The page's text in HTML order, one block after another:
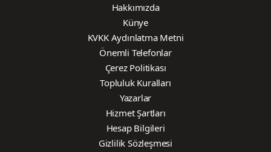
Hakkımızda
Künye
KVKK Aydınlatma Metni
Önemli Telefonlar
Çerez Politikası
Topluluk Kuralları
Yazarlar
Hizmet Şartları
Hesap Bilgileri
Gizlilik Sözleşmesi